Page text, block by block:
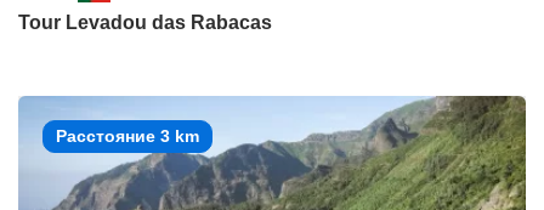
Tour Levadou das Rabacas
Расстояние 3 km